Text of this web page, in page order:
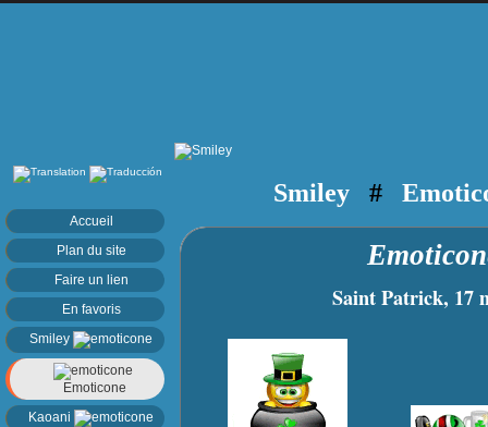
Accueil
Plan du site
Faire un lien
En favoris
Smiley
Emoticone
Kaoani
Smiley#
Saint Patrick, 17